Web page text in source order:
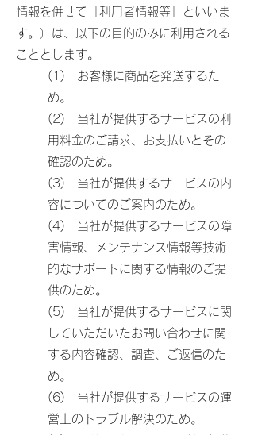
情報を併せて「利用者情報等」といいま
す。）は、以下の目的のみに利用される
こととします。
(1) お客様に商品を発送するた
め。
(2) 当社が提供するサービスの利
用料金のご請求、お支払いとその
確認のため。
(3) 当社が提供するサービスの内
容についてのご案内のため。
(4) 当社が提供するサービスの障
害情報、メンテナンス情報等技術
的なサポートに関する情報のご提
供のため。
(5) 当社が提供するサービスに関
していただいたお問い合わせに関
する内容確認、調査、ご返信のた
め。
(6) 当社が提供するサービスの運
営上のトラブル解決のため。